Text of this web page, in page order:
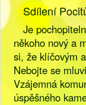
Sdílení
Je
někoho nový a
si, že klíčovým
Nebojte se
Vzájemná
úspěšného